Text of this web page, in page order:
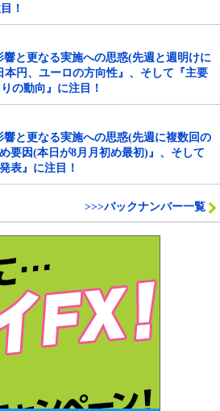
！
と更なる実施への思惑(先週と週明けに
円、ユーロの方向性』、そして『主要
の動向』に注目！
と更なる実施への思惑(先週に複数回の
要因(本日が8月月初め最初)』、そして
表』に注目！
>>>バックナンバー一覧